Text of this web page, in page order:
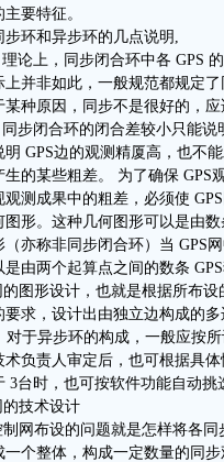
要特征。
步环和异步环的几点说明,
理论上，同步闭合环中各 GPS
上并非如此，一般规范都规定
某种原因，同步不是很好的，应
同步闭合环的闭合差较小只能
明 GPS边的观测精厦高，也不
生的某些粗差。 为了确保 GPS
观测成果中的粗差，必须使
图形。这种几何图形可以是由
（亦称非同步闭合环）当 GPS
是由两个起算点之间的数条
的图形设计，也就是根据所布
要求，设计出由独立边构成的多
对于异步环的构成，一般应按
术负责人审定后，也可根据具
3台时，也可按软件功能自动挑
的技术设计
制网布设的问题就是怎样将各同
一个整体，构成一定数量的同步